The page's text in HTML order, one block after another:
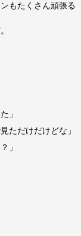
もたくさん頑張る
」
ただけだけどな」
」